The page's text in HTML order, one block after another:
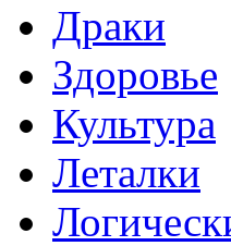
Драки
Здоровье
Культура
Леталки